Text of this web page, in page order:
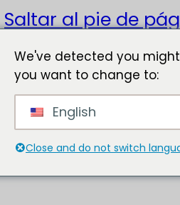
Saltar al pie de
We've detected you
you want to change to:
English
Close and do not switch